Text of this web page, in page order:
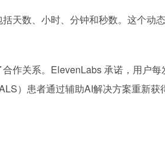
天数、小时、分钟和秒数。这个
作关系。ElevenLabs 承诺，用户
）患者通过辅助AI解决方案重新